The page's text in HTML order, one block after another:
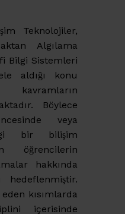
Teknolojiler,
Algılama
Bilgi Sistemleri
aldığı konu
kavramların
Böylece
veya
bir bilişim
öğrencilerin
hakkında
hedeflenmiştir.
kısımlarda
içerisinde